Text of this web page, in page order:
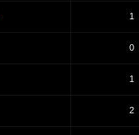
1
0
1
2